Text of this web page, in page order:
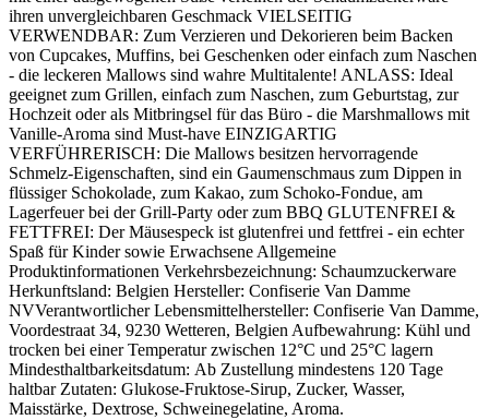
ihren unvergleichbaren Geschmack VIELSEITIG
VERWENDBAR: Zum Verzieren und Dekorieren beim Backen
von Cupcakes, Muffins, bei Geschenken oder einfach zum Naschen
- die leckeren Mallows sind wahre Multitalente! ANLASS: Ideal
geeignet zum Grillen, einfach zum Naschen, zum Geburtstag, zur
Hochzeit oder als Mitbringsel für das Büro - die Marshmallows mit
Vanille-Aroma sind Must-have EINZIGARTIG
VERFÜHRERISCH: Die Mallows besitzen hervorragende
Schmelz-Eigenschaften, sind ein Gaumenschmaus zum Dippen in
flüssiger Schokolade, zum Kakao, zum Schoko-Fondue, am
Lagerfeuer bei der Grill-Party oder zum BBQ GLUTENFREI &
FETTFREI: Der Mäusespeck ist glutenfrei und fettfrei - ein echter
Spaß für Kinder sowie Erwachsene Allgemeine
Produktinformationen Verkehrsbezeichnung: Schaumzuckerware
Herkunftsland: Belgien Hersteller: Confiserie Van Damme
NVVerantwortlicher Lebensmittelhersteller: Confiserie Van Damme,
Voordestraat 34, 9230 Wetteren, Belgien Aufbewahrung: Kühl und
trocken bei einer Temperatur zwischen 12°C und 25°C lagern
Mindesthaltbarkeitsdatum: Ab Zustellung mindestens 120 Tage
haltbar Zutaten: Glukose-Fruktose-Sirup, Zucker, Wasser,
Maisstärke, Dextrose, Schweinegelatine, Aroma.